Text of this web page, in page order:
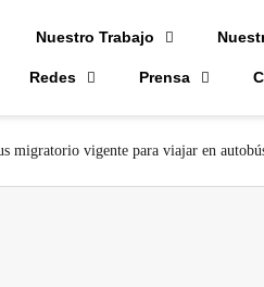
Nuestro Trabajo
Redes Prensa
migratorio vigente para viajar en